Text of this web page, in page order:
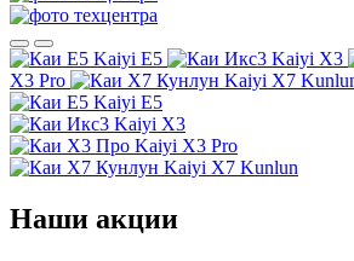
Kaiyi E5 Kaiyi X3
X3 Pro
Kaiyi X7
Kaiyi E5
Kaiyi X3
Kaiyi X3 Pro
Kaiyi X7 Kunlun
Наши акции